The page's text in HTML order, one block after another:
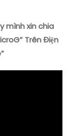
mình xin chia
Trên Điện